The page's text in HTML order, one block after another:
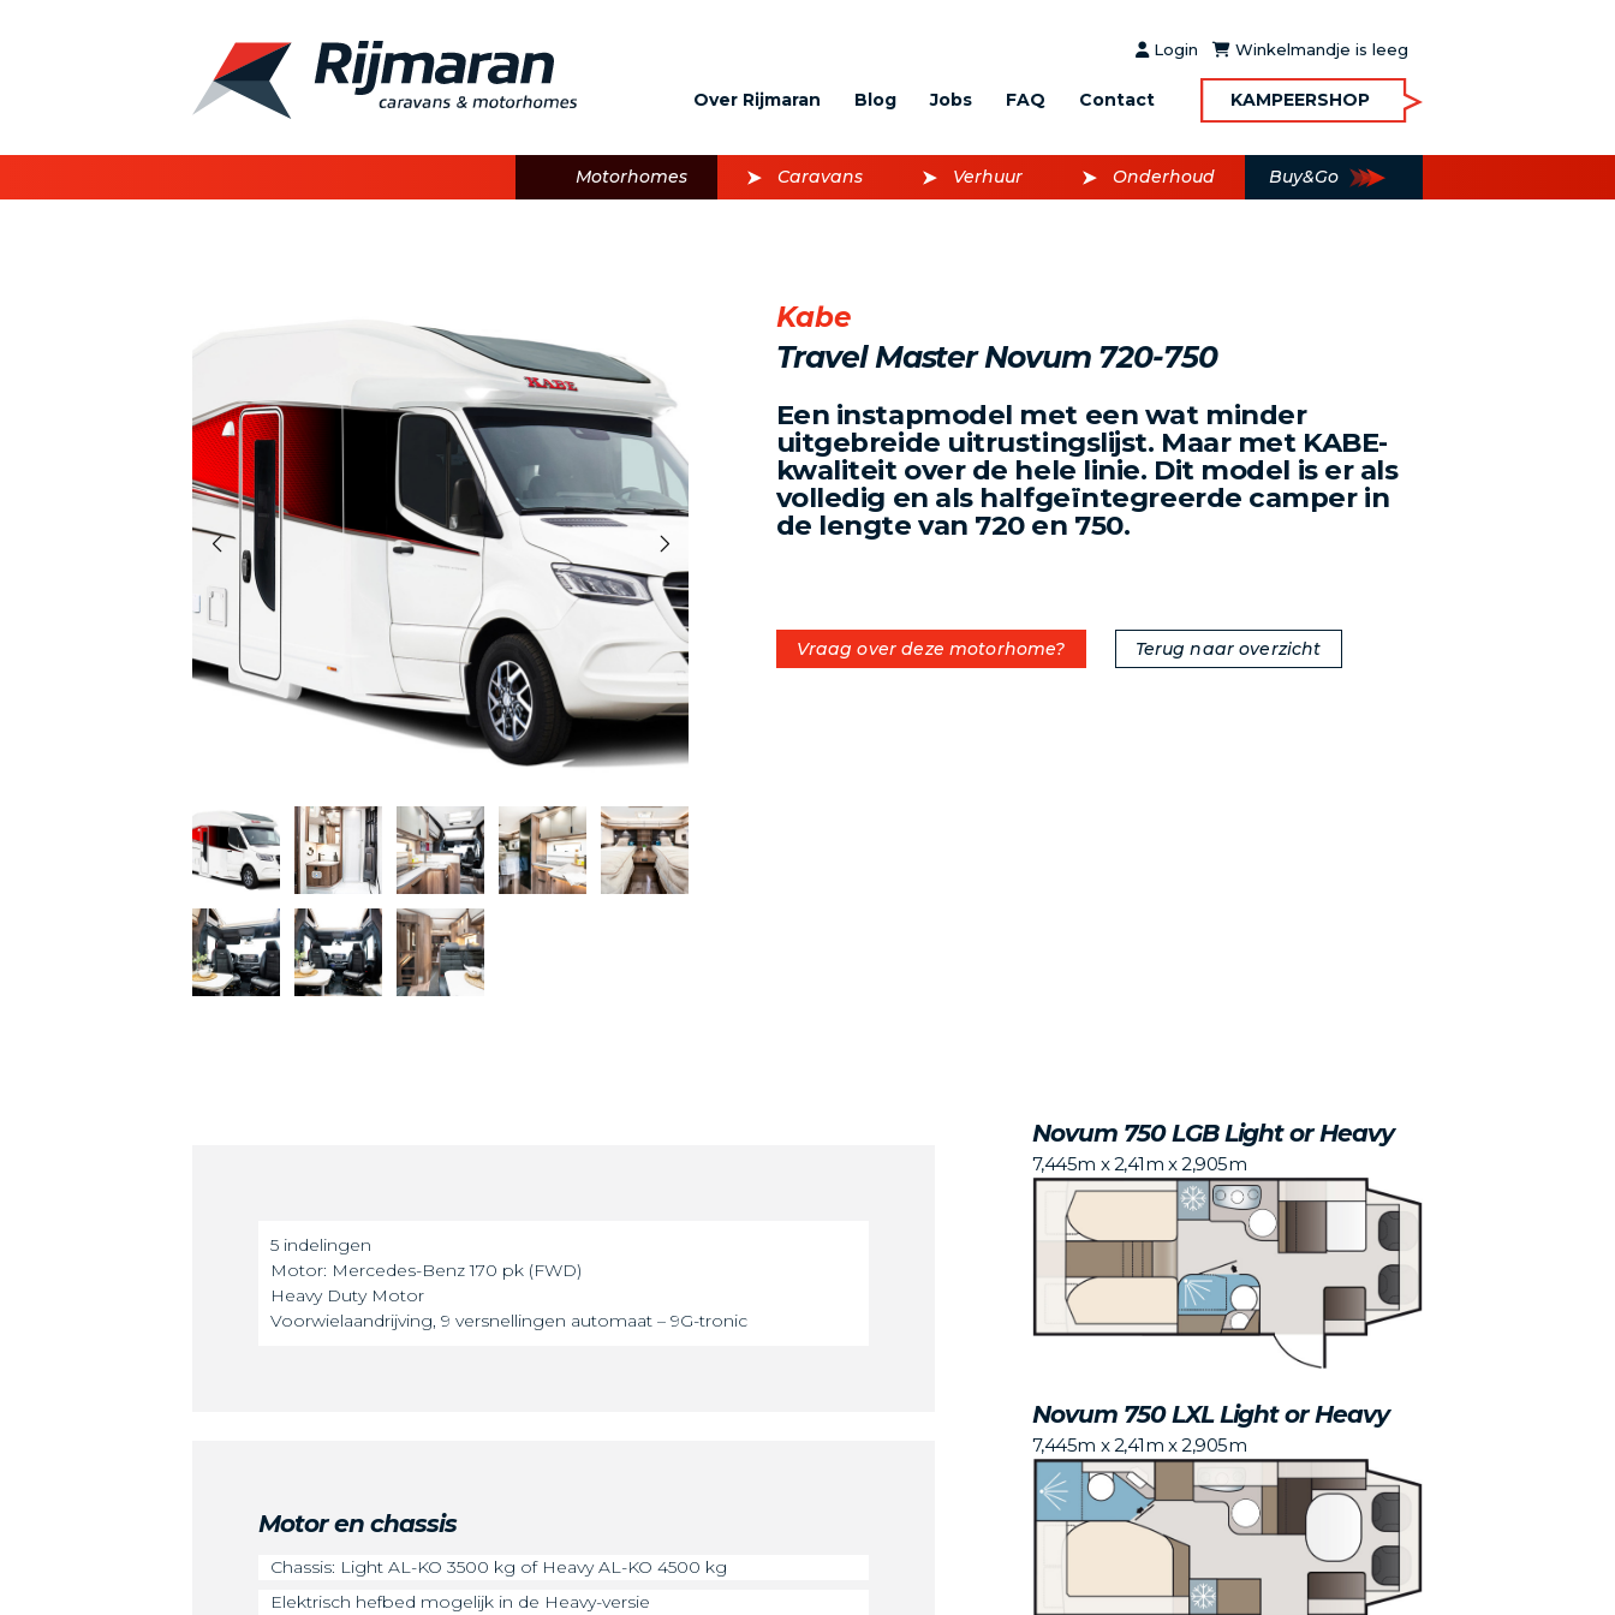
Login Winkelmandje is leeg
Over Rijmaran Blog Jobs FAQ Contact KAMPEERSHOP
Motorhomes Caravans Verhuur Onderhoud Buy&Go
Vorige Volgende
Kabe
Travel Master Novum 720-750
Een instapmodel met een wat minder
uitgebreide uitrustingslijst. Maar met KABE-
kwaliteit over de hele linie. Dit model is er als
volledig en als halfgeïntegreerde camper in
de lengte van 720 en 750.
Vraag over deze motorhome? Terug naar overzicht
5 indelingen
Motor: Mercedes-Benz 170 pk (FWD)
Heavy Duty Motor
Voorwielaandrijving, 9 versnellingen automaat – 9G-tronic
Motor en chassis
Chassis: Light AL-KO 3500 kg of Heavy AL-KO 4500 kg
Elektrisch hefbed mogelijk in de Heavy-versie
Novum 750 LGB Light or Heavy
7,445m x 2,41m x 2,905m
Novum 750 LXL Light or Heavy
7,445m x 2,41m x 2,905m